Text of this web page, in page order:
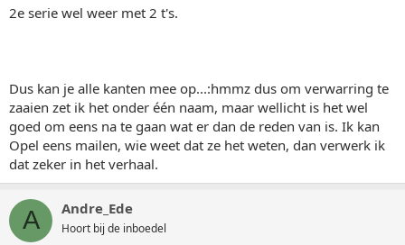
2e serie wel weer met 2 t's.
Dus kan je alle kanten mee op...:hmmz dus om verwarring te
zaaien zet ik het onder één naam, maar wellicht is het wel
goed om eens na te gaan wat er dan de reden van is. Ik kan
Opel eens mailen, wie weet dat ze het weten, dan verwerk ik
dat zeker in het verhaal.
A Andre_Ede
Hoort bij de inboedel